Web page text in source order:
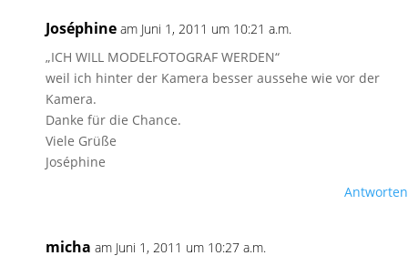
Joséphine am Juni 1, 2011 um 10:21 a.m.
„ICH WILL MODELFOTOGRAF WERDEN“
weil ich hinter der Kamera besser aussehe wie vor der
Kamera.
Danke für die Chance.
Viele Grüße
Joséphine
Antworten
micha am Juni 1, 2011 um 10:27 a.m.